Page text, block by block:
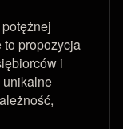
propozycja
i
unikalne